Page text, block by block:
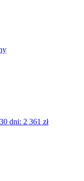
dni: 2 361 zł